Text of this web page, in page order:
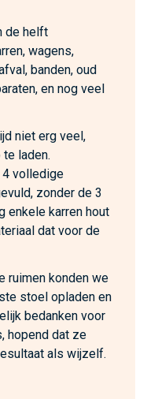
de helft
wagens,
banden, oud
en nog veel
niet erg veel,
laden.
4 volledige
zonder de 3
enkele karren hout
dat voor de
ruimen konden we
stoel opladen en
bedanken voor
hopend dat ze
als wijzelf.